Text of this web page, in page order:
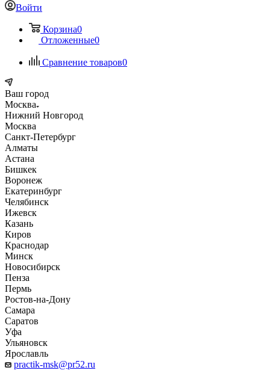
Войти
Корзина0
Отложенные0
Сравнение товаров0
Ваш город
Москва
Нижний Новгород
Москва
Санкт-Петербург
Алматы
Астана
Бишкек
Воронеж
Екатеринбург
Челябинск
Ижевск
Казань
Киров
Краснодар
Минск
Новосибирск
Пенза
Пермь
Ростов-на-Дону
Самара
Саратов
Уфа
Ульяновск
Ярославль
practik-msk@pr52.ru